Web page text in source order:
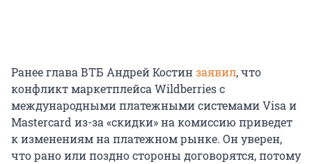
Ранее глава ВТБ Андрей Костинзаявил, что
конфликт маркетплейса Wildberries с
международными платежными системами Visa и
Mastercard из-за «скидки» на комиссию приведет
к изменениям на платежном рынке. Он уверен,
что рано или поздно стороны договорятся, потому